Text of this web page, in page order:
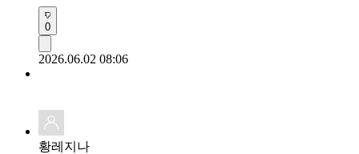
0
2026.06.02 08:06
황레지나